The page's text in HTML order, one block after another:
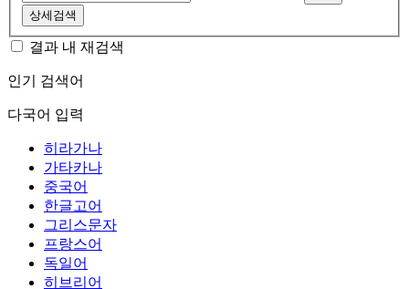
상세검색
결과 내 재검색
인기 검색어
다국어 입력
히라가나
가타카나
중국어
한글고어
그리스문자
프랑스어
독일어
히브리어